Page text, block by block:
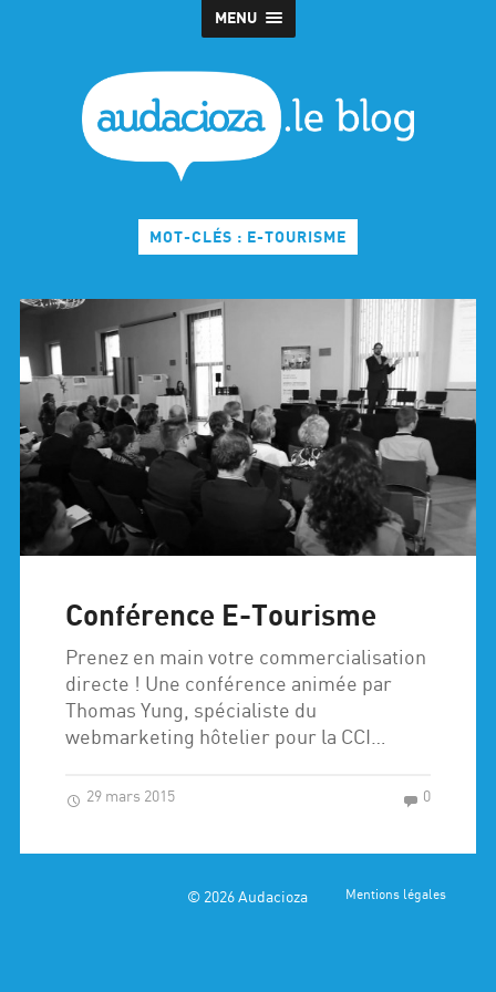
MENU
MOT-CLÉS : E-TOURISME
Conférence E-Tourisme
Prenez en main votre commercialisation
directe ! Une conférence animée par
Thomas Yung, spécialiste du
webmarketing hôtelier pour la CCI…
29 mars 2015 0
© 2026Audacioza Mentions légales